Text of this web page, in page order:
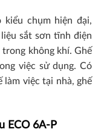
kiểu chụm hiện đại,
sắt sơn tĩnh điện
trong không khí. Ghế
việc sử dụng. Có
làm việc tại nhà, ghế
ECO 6A-P